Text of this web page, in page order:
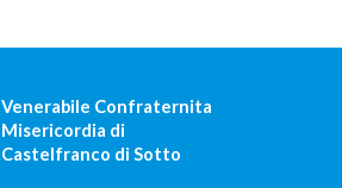
Venerabile Confraternita
Misericordia di
Castelfranco di Sotto